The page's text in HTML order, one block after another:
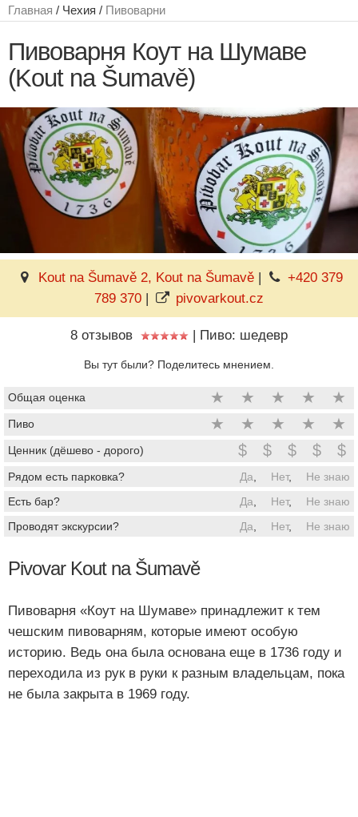
Главная / Чехия / Пивоварни
Пивоварня Коут на Шумаве
(Kout na Šumavě)
Kout na Šumavě 2, Kout na Šumavě|
+420 379
789 370 | pivovarkout.cz
8 отзывов | Пиво: шедевр
Вы тут были? Поделитесь мнением.
Общая оценка ★ ★ ★ ★ ★
Пиво ★ ★ ★ ★ ★
Ценник (дёшево - дорого) $ $ $ $ $
Рядом есть парковка? Да Нет,
Не знаю
Есть бар?
Да Нет,
Не знаю
Проводят экскурсии?
Да Нет, Не знаю
Pivovar Kout na Šumavě
Пивоварня «Коут на Шумаве» принадлежит к тем
чешским пивоварням, которые имеют особую
историю. Ведь она была основана еще в 1736 году и
переходила из рук в руки к разным владельцам, пока
не была закрыта в 1969 году.